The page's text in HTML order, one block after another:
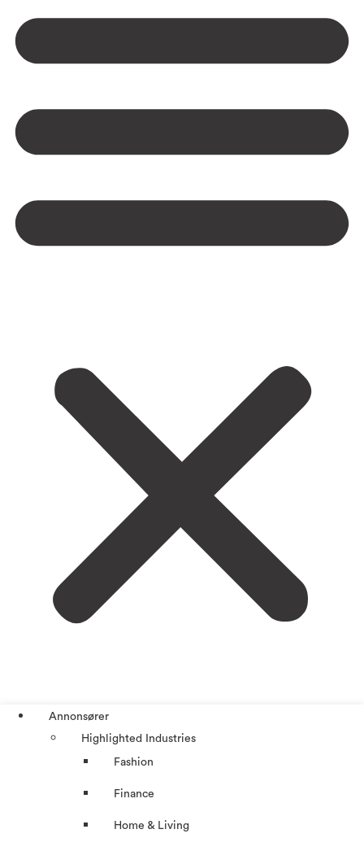
Annonsører
Highlighted Industries
Fashion
Finance
Home & Living